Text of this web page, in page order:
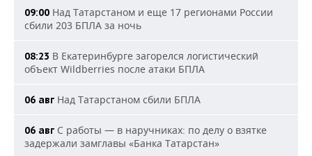
09:00 Над Татарстаном и еще 17 регионами России
сбили 203 БПЛА за ночь
08:23 В Екатеринбурге загорелся логистический
объект Wildberries после атаки БПЛА
06 авг Над Татарстаном сбили БПЛА
06 авг С работы — в наручниках: по делу о взятке
задержали замглавы «Банка Татарстан»